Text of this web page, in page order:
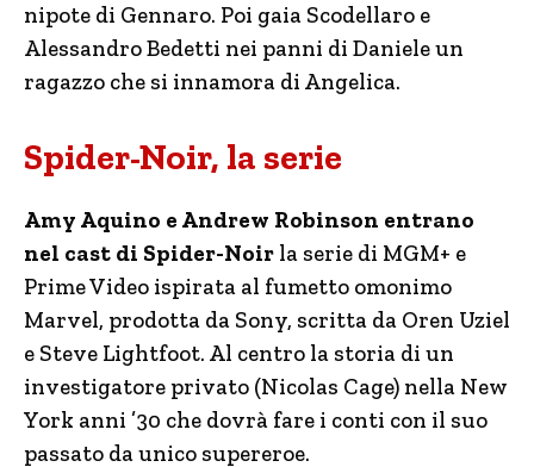
nipote di Gennaro. Poi gaia Scodellaro e
Alessandro Bedetti nei panni di Daniele un
ragazzo che si innamora di Angelica.
Spider-Noir, la serie
Amy Aquino e Andrew Robinson entrano
nel cast di Spider-Noir la serie di MGM+ e
Prime Video ispirata al fumetto omonimo
Marvel, prodotta da Sony, scritta da Oren Uziel
e Steve Lightfoot. Al centro la storia di un
investigatore privato (Nicolas Cage) nella New
York anni ’30 che dovrà fare i conti con il suo
passato da unico supereroe.